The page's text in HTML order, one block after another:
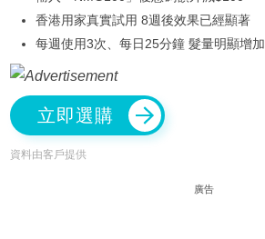
香港用家真實試用 8週後效果已經顯著
每週使用3次、每日25分鐘 髮量明顯增加
立即選購
資料由客戶提供
廣告